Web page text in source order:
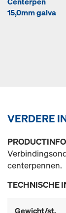
15,0mm galva
VERDERE
centerpennen.
TECHNISCHE
Gewicht/st.